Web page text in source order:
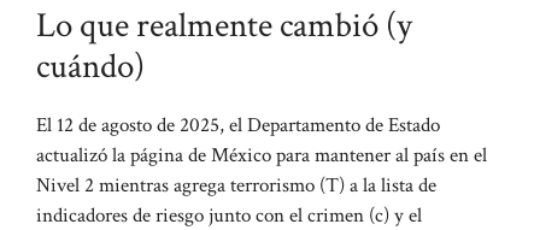
Lo que realmente cambió (y
cuándo)
El 12 de agosto de 2025, el Departamento de Estado
actualizó la página de México para mantener al país en el
Nivel 2 mientras agrega terrorismo (T) a la lista de
indicadores de riesgo junto con el crimen (c) y el